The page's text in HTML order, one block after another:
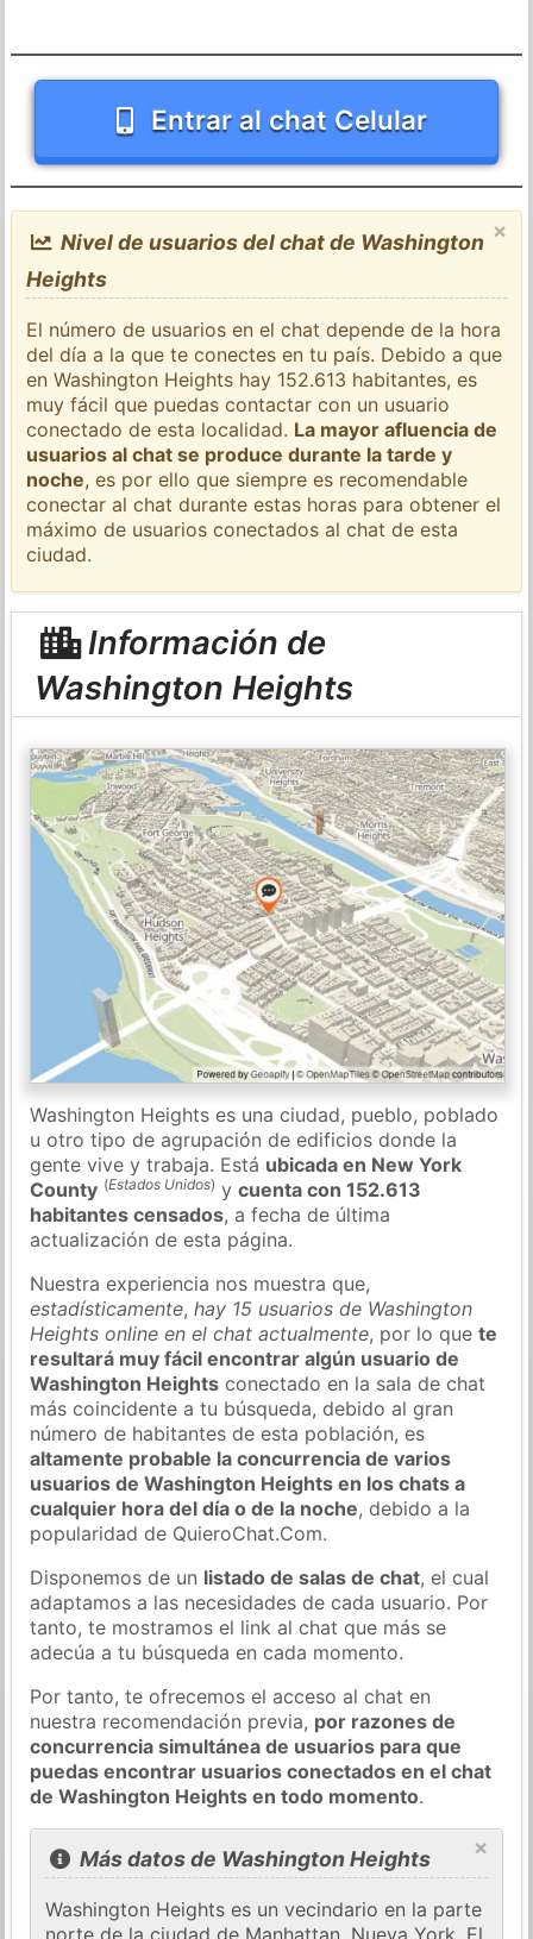
Entrar al chat Celular
×
Nivel de usuarios del chat de Washington
Heights
El número de usuarios en el chat depende de la hora
del día a la que te conectes en tu país. Debido a que
en Washington Heights hay 152.613 habitantes, es
muy fácil que puedas contactar con un usuario
conectado de esta localidad. La mayor afluencia de
usuarios al chat se produce durante la tarde y
noche, es por ello que siempre es recomendable
conectar al chat durante estas horas para obtener el
máximo de usuarios conectados al chat de esta
ciudad.
Información de
Washington Heights
Washington Heights es una ciudad, pueblo, poblado
u otro tipo de agrupación de edificios donde la
gente vive y trabaja. Está ubicada en New York
County (Estados Unidos) ycuenta con 152.613
habitantes censados, a fecha de última
actualización de esta página.
Nuestra experiencia nos muestra que,
estadísticamente,hay 15 usuarios de Washington
Heights online en el chat actualmente, por lo quete
resultará muy fácil encontrar algún usuario de
Washington Heights conectado en la sala de chat
más coincidente a tu búsqueda, debido al gran
número de habitantes de esta población, es
altamente probable la concurrencia de varios
usuarios de Washington Heights en los chats a
cualquier hora del día o de la noche, debido a la
popularidad de QuieroChat.Com.
Disponemos de un listado de salas de chat, el cual
adaptamos a las necesidades de cada usuario. Por
tanto, te mostramos el link al chat que más se
adecúa a tu búsqueda en cada momento.
Por tanto, te ofrecemos el acceso al chat en
nuestra recomendación previa, por razones de
concurrencia simultánea de usuarios para que
puedas encontrar usuarios conectados en el chat
de Washington Heights en todo momento.
×
Más datos de Washington Heights
Washington Heights es un vecindario en la parte